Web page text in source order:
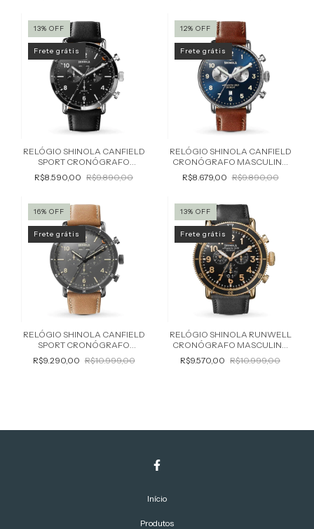
13% OFF
Frete grátis
RELÓGIO SHINOLA CANFIELD
SPORT CRONÓGRAFO
MASCULINO 43MM
S0120089889
R$8.590,00 R$9.890,00
12% OFF
Frete grátis
RELÓGIO SHINOLA CANFIELD
CRONÓGRAFO MASCULINO
43MM S0120001940
R$8.679,00 R$9.890,00
16% OFF
Frete grátis
RELÓGIO SHINOLA CANFIELD
SPORT CRONÓGRAFO
MASCULINO 45MM
S0120089891
R$9.290,00 R$10.999,00
13% OFF
Frete grátis
RELÓGIO SHINOLA RUNWELL
CRONÓGRAFO MASCULINO
48MM S0120044138
R$9.570,00 R$10.999,00
Início
Produtos